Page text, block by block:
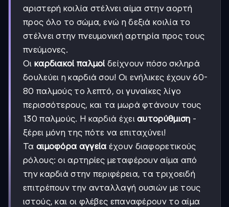
αριστερή κοιλία στέλνει αίμα στην αορτή
προς όλο το σώμα, ενώ η δεξιά κοιλία το
στέλνει στην πνευμονική αρτηρία προς τους
πνεύμονες.
Οι καρδιακοί παλμοί δείχνουν πόσο σκληρά
δουλεύει η καρδιά σου! Οι ενήλικες έχουν 60-
80 παλμούς το λεπτό, οι γυναίκες λίγο
περισσότερους, και τα μωρά φτάνουν τους
130 παλμούς. Η καρδιά έχειαυτορύθμιση -
ξέρει μόνη της πότε να επιταχύνει!
Τα αιμοφόρα αγγεία έχουν διαφορετικούς
ρόλους: οι αρτηρίες μεταφέρουν αίμα από
την καρδιά στην περιφέρεια, τα τριχοειδή
επιτρέπουν την ανταλλαγή ουσιών με τους
ιστούς, και οι φλέβες επαναφέρουν το αίμα